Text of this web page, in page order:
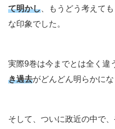
て明かし 、もうどう考えて
な印象でした。
実際9巻は今までとは全く違
き過去がどんどん明らかにな
そして、ついに政近の中で